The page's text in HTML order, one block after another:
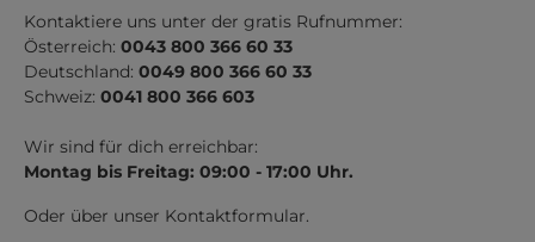
Kontaktiere uns unter der gratis Rufnummer:
Österreich: 0043 800 366 60 33
Deutschland: 0049 800 366 60 33
Schweiz: 0041 800 366 603
Wir sind für dich erreichbar:
Montag bis Freitag: 09:00 - 17:00 Uhr.
Oder über unser Kontaktformular.